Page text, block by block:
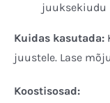
juuksekiudu
Kuidas kasutada:
juustele. Lase
Koostisosad: